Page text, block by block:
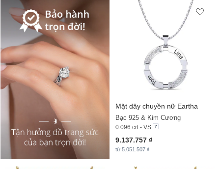
Mặt dây chuyền nữ Eartha
Bạc 925 & Kim Cương
0.096 crt - VS
9.137.757 ₫
từ 5.051.507 ₫